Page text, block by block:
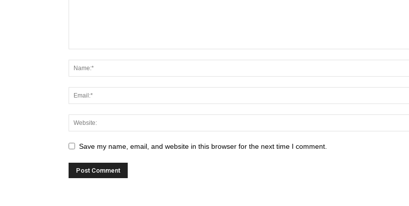
Save my name, email, and website in this browser for the next time I comment.